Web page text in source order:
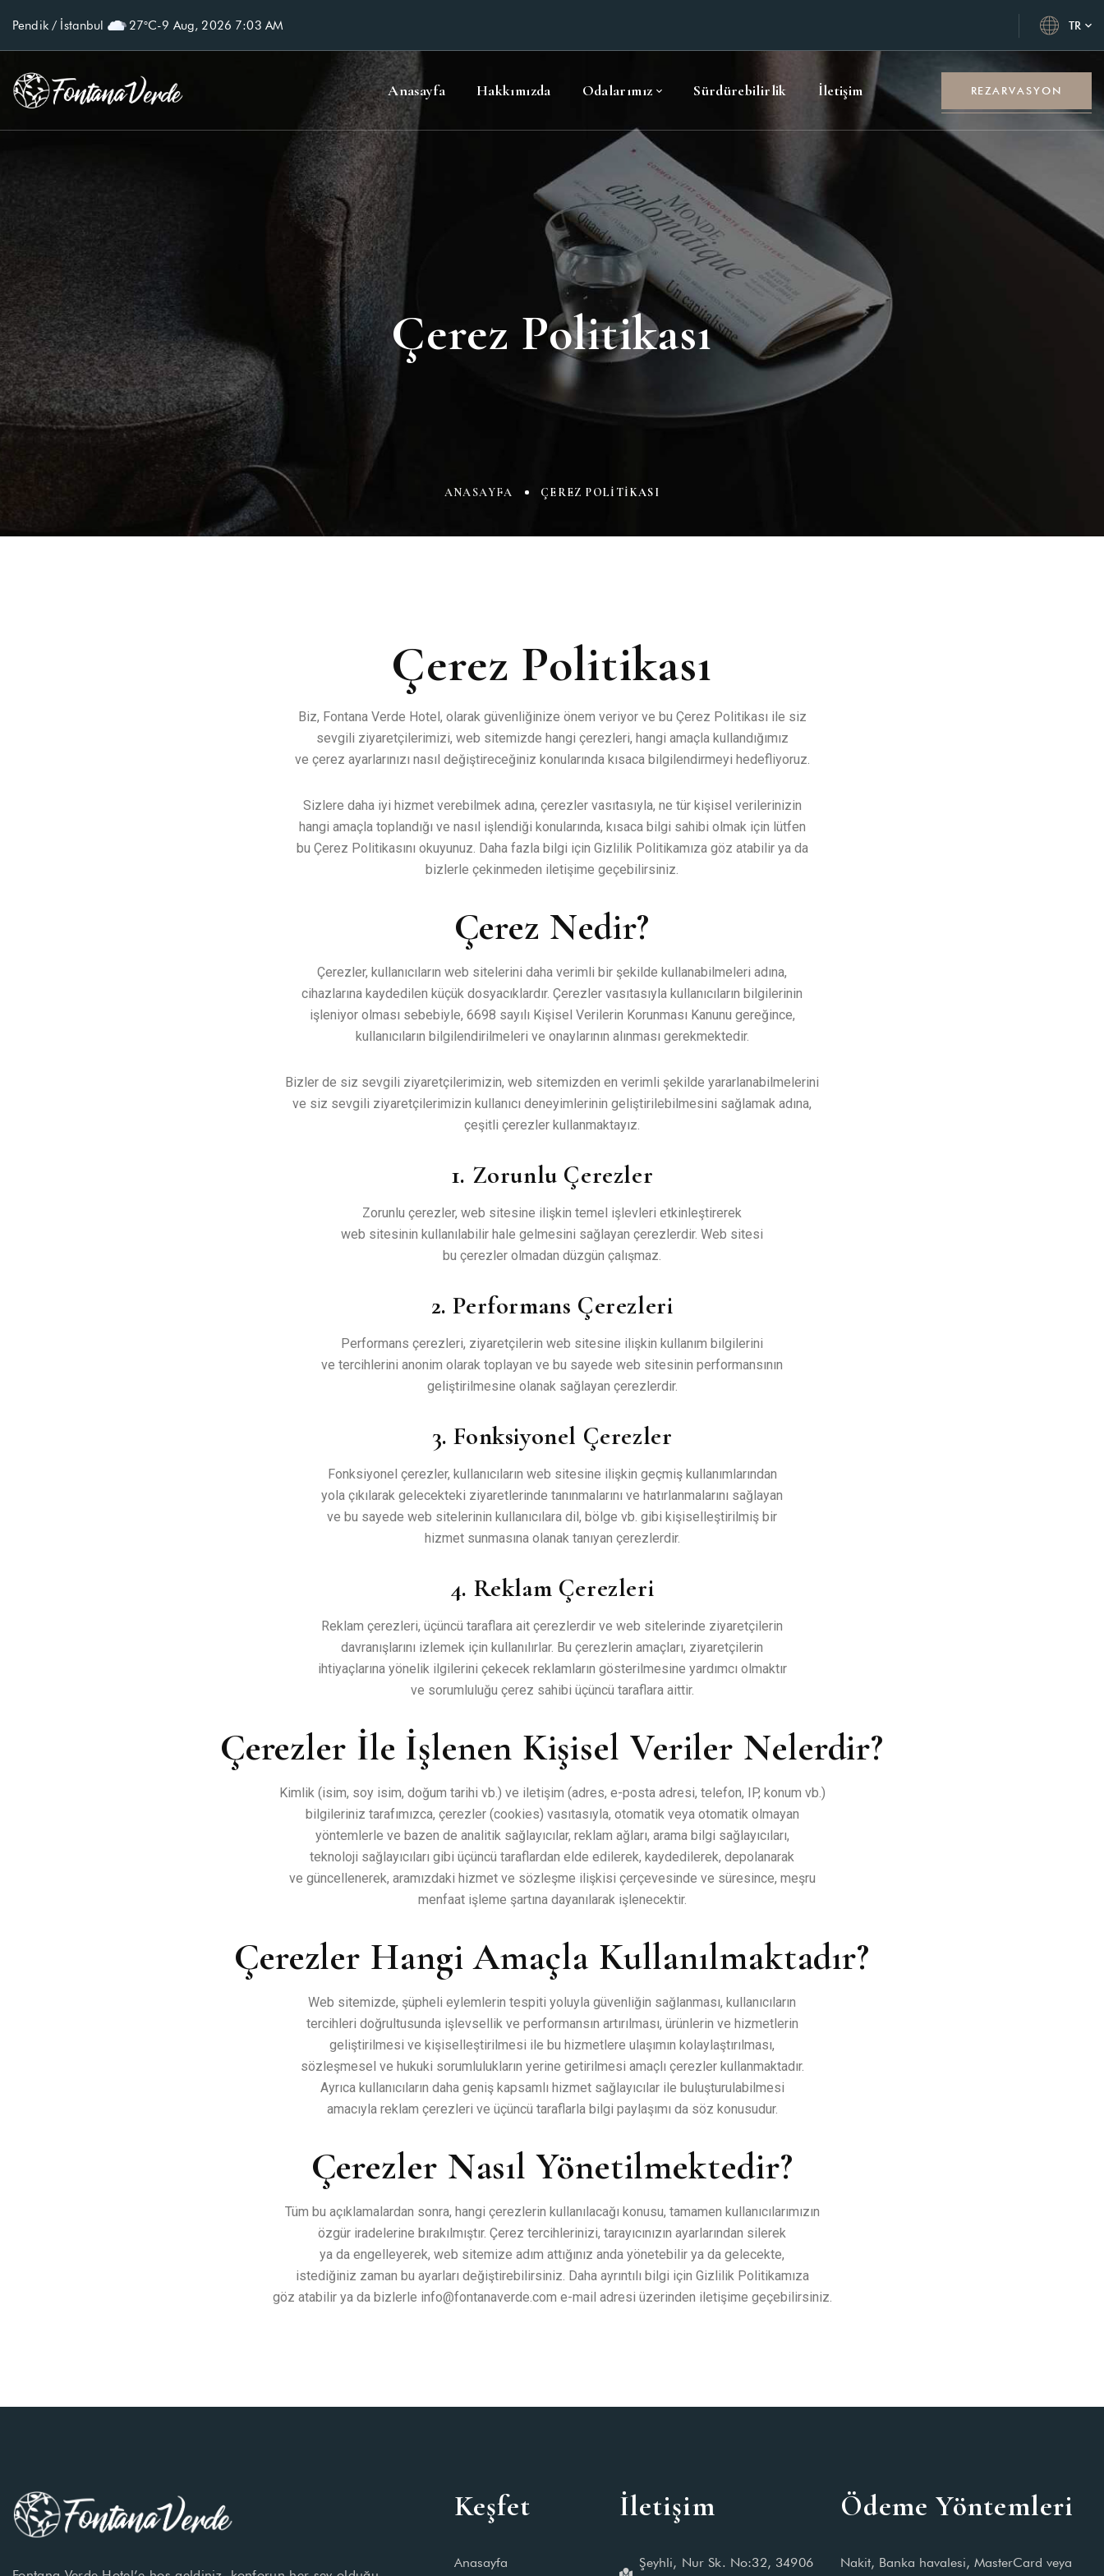
Pendik / İstanbul 27°C-9 Aug, 2026 7:03 AM TR
Anasayfa Hakkımızda Odalarımız Sürdürebilirlik İletişim REZARVASYON
Çerez Politikası
ANASAYFA ÇEREZ POLITIKASI
Çerez Politikası
Biz, Fontana Verde Hotel, olarak güvenliğinize önem veriyor ve bu Çerez Politikası ile siz
sevgili ziyaretçilerimizi, web sitemizde hangi çerezleri, hangi amaçla kullandığımız
ve çerez ayarlarınızı nasıl değiştireceğiniz konularında kısaca bilgilendirmeyi hedefliyoruz.
Sizlere daha iyi hizmet verebilmek adına, çerezler vasıtasıyla, ne tür kişisel verilerinizin
hangi amaçla toplandığı ve nasıl işlendiği konularında, kısaca bilgi sahibi olmak için lütfen
bu Çerez Politikasını okuyunuz. Daha fazla bilgi için Gizlilik Politikamıza göz atabilir ya da
bizlerle çekinmeden iletişime geçebilirsiniz.
Çerez Nedir?
Çerezler, kullanıcıların web sitelerini daha verimli bir şekilde kullanabilmeleri adına,
cihazlarına kaydedilen küçük dosyacıklardır. Çerezler vasıtasıyla kullanıcıların bilgilerinin
işleniyor olması sebebiyle, 6698 sayılı Kişisel Verilerin Korunması Kanunu gereğince,
kullanıcıların bilgilendirilmeleri ve onaylarının alınması gerekmektedir.
Bizler de siz sevgili ziyaretçilerimizin, web sitemizden en verimli şekilde yararlanabilmelerini
ve siz sevgili ziyaretçilerimizin kullanıcı deneyimlerinin geliştirilebilmesini sağlamak adına,
çeşitli çerezler kullanmaktayız.
1. Zorunlu Çerezler
Zorunlu çerezler, web sitesine ilişkin temel işlevleri etkinleştirerek
web sitesinin kullanılabilir hale gelmesini sağlayan çerezlerdir. Web sitesi
bu çerezler olmadan düzgün çalışmaz.
2. Performans Çerezleri
Performans çerezleri, ziyaretçilerin web sitesine ilişkin kullanım bilgilerini
ve tercihlerini anonim olarak toplayan ve bu sayede web sitesinin performansının
geliştirilmesine olanak sağlayan çerezlerdir.
3. Fonksiyonel Çerezler
Fonksiyonel çerezler, kullanıcıların web sitesine ilişkin geçmiş kullanımlarından
yola çıkılarak gelecekteki ziyaretlerinde tanınmalarını ve hatırlanmalarını sağlayan
ve bu sayede web sitelerinin kullanıcılara dil, bölge vb. gibi kişiselleştirilmiş bir
hizmet sunmasına olanak tanıyan çerezlerdir.
4. Reklam Çerezleri
Reklam çerezleri, üçüncü taraflara ait çerezlerdir ve web sitelerinde ziyaretçilerin
davranışlarını izlemek için kullanılırlar. Bu çerezlerin amaçları, ziyaretçilerin
ihtiyaçlarına yönelik ilgilerini çekecek reklamların gösterilmesine yardımcı olmaktır
ve sorumluluğu çerez sahibi üçüncü taraflara aittir.
Çerezler İle İşlenen Kişisel Veriler Nelerdir?
Kimlik (isim, soy isim, doğum tarihi vb.) ve iletişim (adres, e-posta adresi, telefon, IP, konum vb.)
bilgileriniz tarafımızca, çerezler (cookies) vasıtasıyla, otomatik veya otomatik olmayan
yöntemlerle ve bazen de analitik sağlayıcılar, reklam ağları, arama bilgi sağlayıcıları,
teknoloji sağlayıcıları gibi üçüncü taraflardan elde edilerek, kaydedilerek, depolanarak
ve güncellenerek, aramızdaki hizmet ve sözleşme ilişkisi çerçevesinde ve süresince, meşru
menfaat işleme şartına dayanılarak işlenecektir.
Çerezler Hangi Amaçla Kullanılmaktadır?
Web sitemizde, şüpheli eylemlerin tespiti yoluyla güvenliğin sağlanması, kullanıcıların
tercihleri doğrultusunda işlevsellik ve performansın artırılması, ürünlerin ve hizmetlerin
geliştirilmesi ve kişiselleştirilmesi ile bu hizmetlere ulaşımın kolaylaştırılması,
sözleşmesel ve hukuki sorumlulukların yerine getirilmesi amaçlı çerezler kullanmaktadır.
Ayrıca kullanıcıların daha geniş kapsamlı hizmet sağlayıcılar ile buluşturulabilmesi
amacıyla reklam çerezleri ve üçüncü taraflarla bilgi paylaşımı da söz konusudur.
Çerezler Nasıl Yönetilmektedir?
Tüm bu açıklamalardan sonra, hangi çerezlerin kullanılacağı konusu, tamamen kullanıcılarımızın
özgür iradelerine bırakılmıştır. Çerez tercihlerinizi, tarayıcınızın ayarlarından silerek
ya da engelleyerek, web sitemize adım attığınız anda yönetebilir ya da gelecekte,
istediğiniz zaman bu ayarları değiştirebilirsiniz. Daha ayrıntılı bilgi için Gizlilik Politikamıza
göz atabilir ya da bizlerle info@fontanaverde.com e-mail adresi üzerinden iletişime geçebilirsiniz.
Keşfet
Anasayfa
İletişim
Şeyhli, Nur Sk. No:32, 34906
Ödeme Yöntemleri
Nakit, Banka havalesi, MasterCard veya